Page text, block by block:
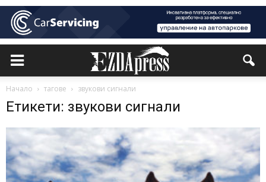
Начало тагове звукови сигнали
Етикети: звукови сигнали